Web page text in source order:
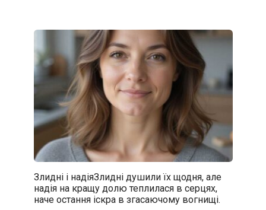
Злидні і надіяЗлидні душили їх щодня, але
надія на кращу долю теплилася в серцях,
наче остання іскра в згасаючому вогнищі.